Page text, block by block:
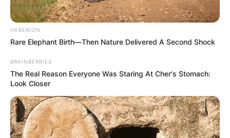
HABERION
Rare Elephant Birth—Then Nature Delivered A Second Shock
BRAINBERRIES
The Real Reason Everyone Was Staring At Cher's Stomach:
Look Closer